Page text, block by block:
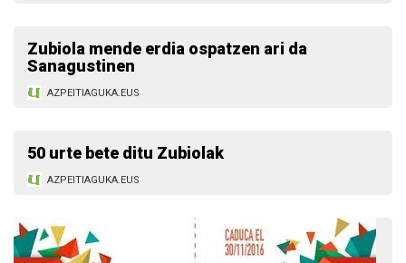
Zubiola mende erdia ospatzen ari da
Sanagustinen
AZPEITIAGUKA.EUS
50 urte bete ditu Zubiolak
AZPEITIAGUKA.EUS